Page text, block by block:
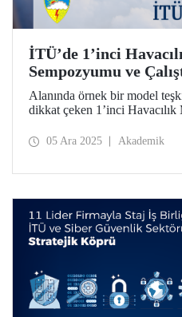
İTÜ’de 1’inci
Sempozyumu ve
Alanında örnek bir model
dikkat çeken 1’inci
ilişkin güncel konular üzerine
05 Ara 2025 Akademik